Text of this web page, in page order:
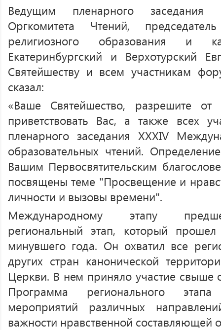
Ведущим пленарного заседания
Оргкомитета Чтений,
религиозного образования и
Екатеринбургский и Верхотурский
Святейшеству и всем участникам
сказал:
«Ваше Святейшество, разрешите
приветствовать Вас, а также всех
пленарного заседания XXXIV
образовательных чтений.
Вашим Первосвятительским
посвящены теме "Просвещение и
личности и вызовы времени".
Международному этапу
региональный этап, который
минувшего года. Он охватил все
других стран канонической
Церкви. В нем приняло участие свыше
Программа регионального
мероприятий различных
важности нравственной составляющей